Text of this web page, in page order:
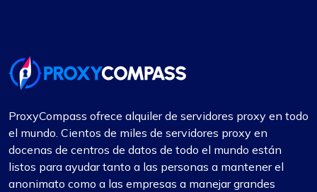
ProxyCompass ofrece alquiler de servidores proxy en todo
el mundo. Cientos de miles de servidores proxy en
docenas de centros de datos de todo el mundo están
listos para ayudar tanto a las personas a mantener el
anonimato como a las empresas a manejar grandes